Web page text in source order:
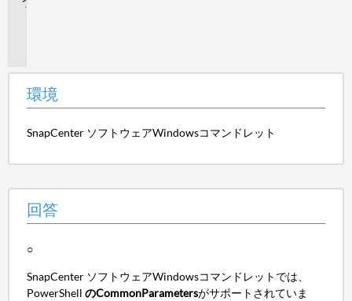
環境
SnapCenter ソフトウェアWindowsコマンドレット
回答
○
SnapCenter ソフトウェアWindowsコマンドレットでは、
PowerShell のCommonParametersがサポートされていま